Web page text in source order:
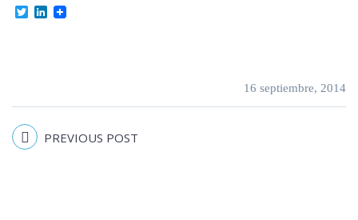
TwitterLinkedIn
16 septiembre, 2014
PREVIOUS POST